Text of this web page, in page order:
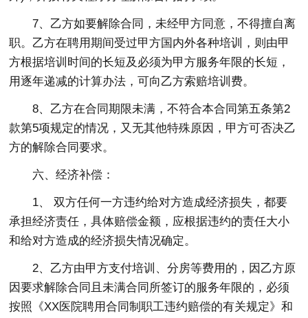
7、乙方如要解除合同，未经甲方同意，不得擅自离
职。乙方在聘用期间受过甲方国内外各种培训，则由甲
方根据培训时间的长短及必须为甲方服务年限的长短，
用逐年递减的计算办法，可向乙方索赔培训费。
8、乙方在合同期限未满，不符合本合同第五条第2
款第5项规定的情况，又无其他特殊原因，甲方可否决乙
方的解除合同要求。
六、经济补偿：
1、 双方任何一方违约给对方造成经济损失，都要
承担经济责任，具体赔偿金额，应根据违约的责任大小
和给对方造成的经济损失情况确定。
2、乙方由甲方支付培训、分房等费用的，因乙方原
因要求解除合同且未满合同所签订的服务年限的，必须
按照《XX医院聘用合同制职工违约赔偿的有关规定》和